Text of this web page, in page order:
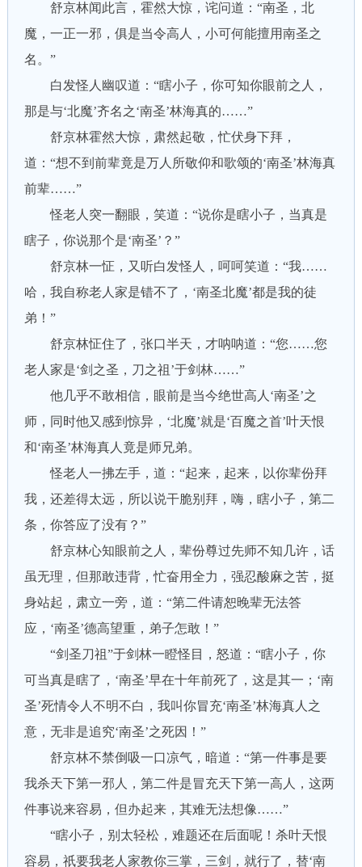
舒京林闻此言，霍然大惊，诧问道：“南圣，北
魔，一正一邪，俱是当令高人，小可何能擅用南圣之
名。”
白发怪人幽叹道：“瞎小子，你可知你眼前之人，
那是与‘北魔’齐名之‘南圣’林海真的……”
舒京林霍然大惊，肃然起敬，忙伏身下拜，
道：“想不到前辈竟是万人所敬仰和歌颂的‘南圣’林海真
前辈……”
怪老人突一翻眼，笑道：“说你是瞎小子，当真是
瞎子，你说那个是‘南圣’？”
舒京林一怔，又听白发怪人，呵呵笑道：“我……
哈，我自称老人家是错不了，‘南圣北魔’都是我的徒
弟！”
舒京林怔住了，张口半天，才呐呐道：“您……您
老人家是‘剑之圣，刀之祖’于剑林……”
他几乎不敢相信，眼前是当今绝世高人‘南圣’之
师，同时他又感到惊异，‘北魔’就是‘百魔之首’叶天恨
和‘南圣’林海真人竟是师兄弟。
怪老人一拂左手，道：“起来，起来，以你辈份拜
我，还差得太远，所以说干脆别拜，嗨，瞎小子，第二
条，你答应了没有？”
舒京林心知眼前之人，辈份尊过先师不知几许，话
虽无理，但那敢违背，忙奋用全力，强忍酸麻之苦，挺
身站起，肃立一旁，道：“第二件请恕晚辈无法答
应，‘南圣’德高望重，弟子怎敢！”
“剑圣刀祖”于剑林一瞪怪目，怒道：“瞎小子，你
可当真是瞎了，‘南圣’早在十年前死了，这是其一；‘南
圣’死情令人不明不白，我叫你冒充‘南圣’林海真人之
意，无非是追究‘南圣’之死因！”
舒京林不禁倒吸一口凉气，暗道：“第一件事是要
我杀天下第一邪人，第二件是冒充天下第一高人，这两
件事说来容易，但办起来，其难无法想像……”
“瞎小子，别太轻松，难题还在后面呢！杀叶天恨
容易，祇要我老人家教你三掌，三剑，就行了，替‘南